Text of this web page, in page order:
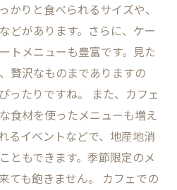
かりと食べられるサイズや、
どがあります。さらに、ケー
トメニューも豊富です。見た
贅沢なものまでありますの
ったりですね。 また、カフェ
食材を使ったメニューも増え
るイベントなどで、地産地消
ともできます。季節限定のメ
ても飽きません。 カフェでの